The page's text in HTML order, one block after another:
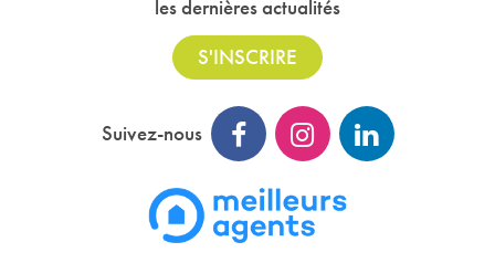
les dernières actualités
S'INSCRIRE
Suivez-nous